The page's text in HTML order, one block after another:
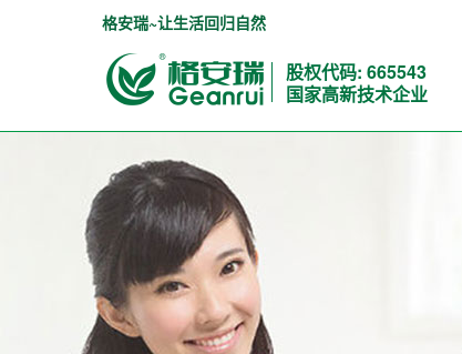
格安瑞~让生活回归自然
股权代码: 665543
国家高新技术企业